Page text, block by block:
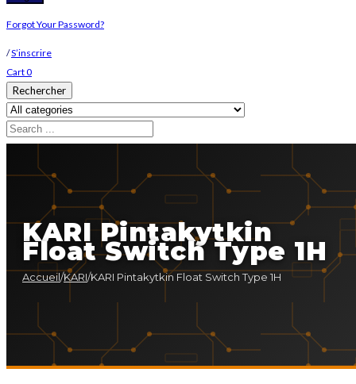
Forgot Your Password?
/S’inscrire
Cart0
Rechercher
KARI Pintakytkin
Float Switch Type 1H
Accueil/KARI/KARI Pintakytkin Float Switch Type 1H